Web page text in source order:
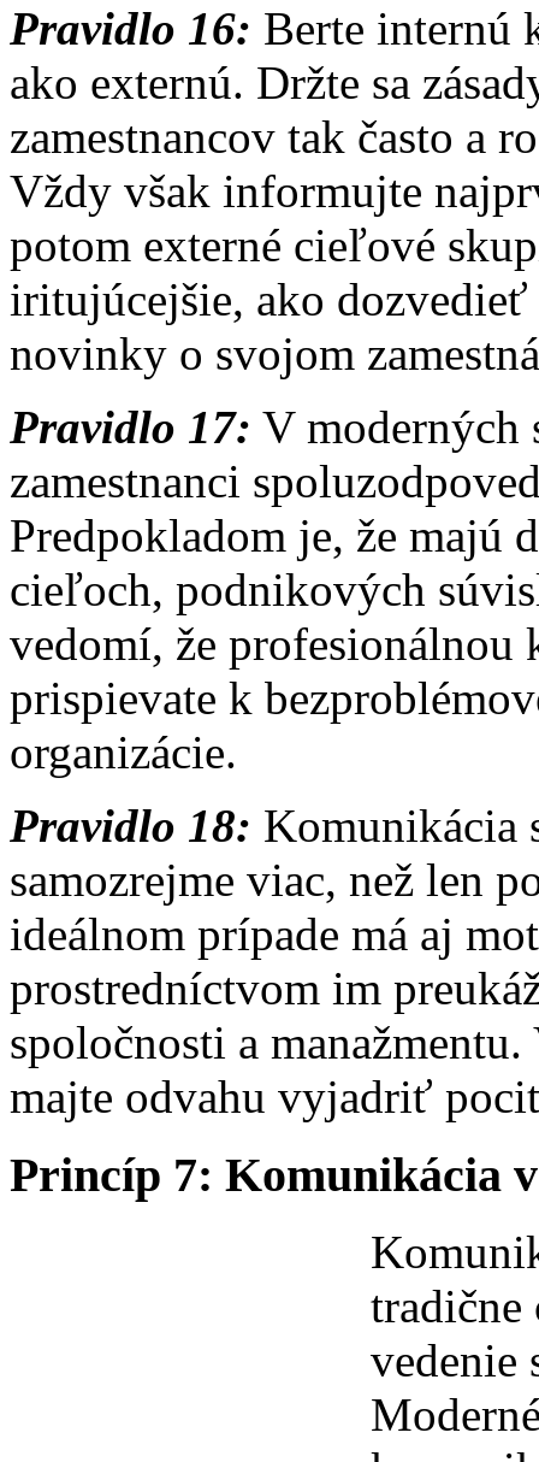
Pravidlo 16: Berte internú
ako externú. Držte sa
zamestnancov tak často a
Vždy však informujte
potom externé cieľové
iritujúcejšie, ako
novinky o svojom
Pravidlo 17: V moderných
zamestnanci
Predpokladom je, že majú
cieľoch, podnikových
vedomí, že profesionálnou
prispievate k
organizácie.
Pravidlo 18: Komunikácia
samozrejme viac, než len
ideálnom prípade má aj
prostredníctvom im
spoločnosti a
majte odvahu vyjadriť
Princíp 7: Komunikácia
tradične
vedenie